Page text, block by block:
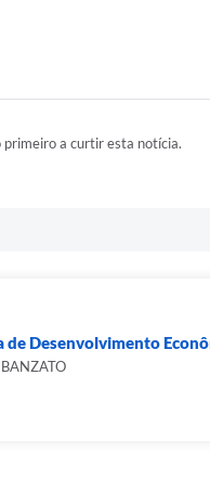
primeiro a curtir esta notícia.
de Desenvolvimento